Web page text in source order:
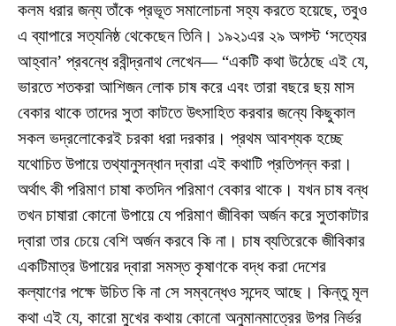
কলম ধরার জন্য তাঁকে প্রভূত সমালোচনা সহ্য করতে হয়েছে, তবুও
এ ব্যাপারে সত্যনিষ্ঠ থেকেছেন তিনি। ১৯২১এর ২৯ অগস্ট ‘সত্যের
আহ্বান’ প্রবন্ধে রবীন্দ্রনাথ লেখেন— “একটি কথা উঠেছে এই যে,
ভারতে শতকরা আশিজন লোক চাষ করে এবং তারা বছরে ছয় মাস
বেকার থাকে তাদের সুতা কাটতে উৎসাহিত করবার জন্যে কিছুকাল
সকল ভদ্রলোকেরই চরকা ধরা দরকার। প্রথম আবশ্যক হচ্ছে
যথোচিত উপায়ে তথ্যানুসন্ধান দ্বারা এই কথাটি প্রতিপন্ন করা।
অর্থাৎ কী পরিমাণ চাষা কতদিন পরিমাণ বেকার থাকে। যখন চাষ বন্ধ
তখন চাষারা কোনো উপায়ে যে পরিমাণ জীবিকা অর্জন করে সুতাকাটার
দ্বারা তার চেয়ে বেশি অর্জন করবে কি না। চাষ ব্যতিরেকে জীবিকার
একটিমাত্র উপায়ের দ্বারা সমস্ত কৃষাণকে বদ্ধ করা দেশের
কল্যাণের পক্ষে উচিত কি না সে সম্বন্ধেও সন্দেহ আছে। কিন্তু মূল
কথা এই যে, কারো মুখের কথায় কোনো অনুমানমাত্রের উপর নির্ভর